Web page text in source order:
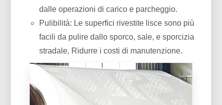
dalle operazioni di carico e parcheggio.
Pulibilità: Le superfici rivestite lisce sono più
facili da pulire dallo sporco, sale, e sporcizia
stradale, Ridurre i costi di manutenzione.